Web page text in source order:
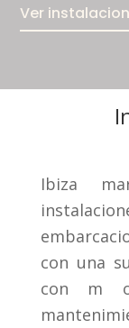
Ver
Ibiza
con una
con m